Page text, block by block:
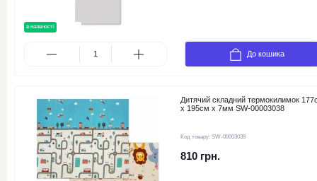
в наявності
До кошика
Дитячий складний термокилимок
х 195см х 7мм SW-00003038
Код товару: SW-00003038
810 грн.